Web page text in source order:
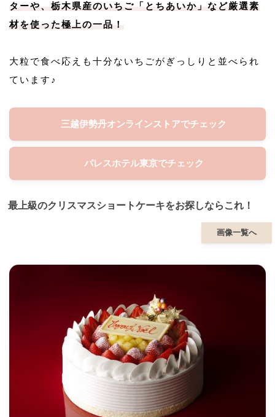
ターや、栃木県産のいちご「とちあいか」など厳選素
材を使った極上の一品！
大粒で食べ応えも十分ないちごがぎっしりと並べられ
ています♪
三越伊勢丹オンラインストアでチェック
パレスホテル東京でチェック
最上級のクリスマスショートケーキをお探しならこれ！
画像一覧へ